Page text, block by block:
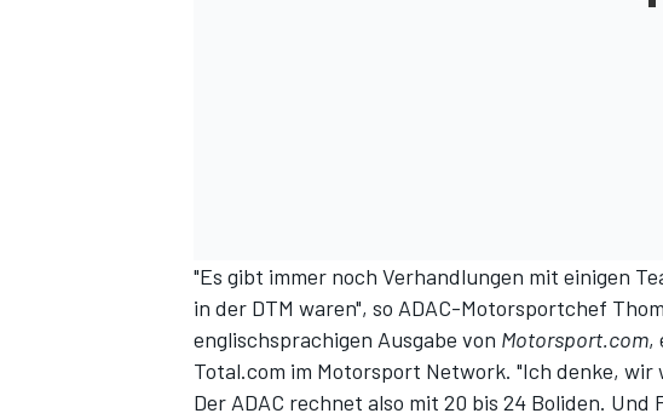
"Es gibt immer noch Verhandlungen mit einigen
in der DTM waren", so ADAC-Motorsportchef
englischsprachigen Ausgabe von Motorsport.com,
Total.com im Motorsport Network. "Ich denke, wir
Der ADAC rechnet also mit 20 bis 24 Boliden.